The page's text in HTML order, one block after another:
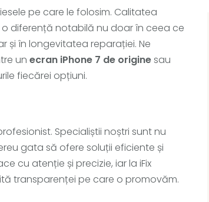
pe care le folosim. Calitatea
diferență notabilă nu doar în ceea ce
și în longevitatea reparației. Ne
un ecran iPhone 7 de originesau
fiecărei opțiuni.
Specialiștii noștri sunt nu
gata să ofere soluții eficiente și
cu atenție și precizie, iar la iFix
transparenței pe care o promovăm.